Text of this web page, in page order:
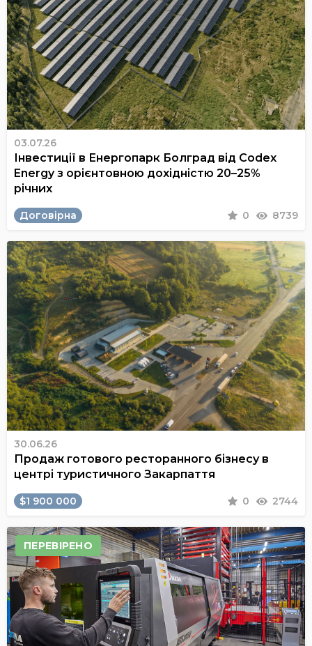
03.07.26
Інвестиції в Енергопарк Болград від Codex
Energy з орієнтовною дохідністю 20–25%
річних
Договірна 0 8739
30.06.26
Продаж готового ресторанного бізнесу в
центрі туристичного Закарпаття
$1 900 000 0 2744
ПЕРЕВІРЕНО